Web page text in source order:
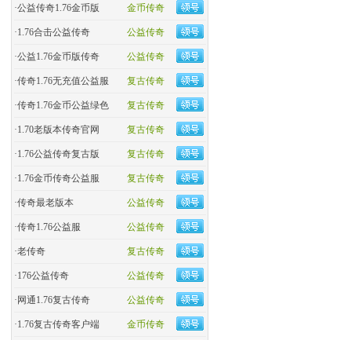
金币传奇
·​公益传奇1.76金币版
公益传奇
·1.76合击公益传奇
公益传奇
·公益1.76金币版传奇
复古传奇
·传奇1.76无充值公益服
复古传奇
·传奇1.76金币公益绿色
复古传奇
·1.70老版本传奇官网
复古传奇
·1.76公益传奇复古版
复古传奇
·​1.76金币传奇公益服
公益传奇
·​传奇最老版本
公益传奇
·传奇1.76公益服
复古传奇
·老传奇
公益传奇
·176公益传奇
公益传奇
· 网通1.76复古传奇
金币传奇
·1.76复古传奇客户端